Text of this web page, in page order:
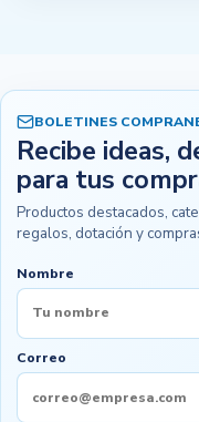
BOLETINES
Recibe ideas,
para tus
Productos destacados,
regalos, dotación y
Nombre
Correo